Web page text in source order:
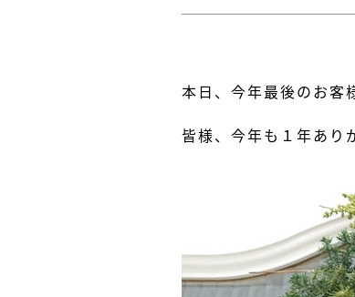
本日、今年最後のお客
皆様、今年も１年あり